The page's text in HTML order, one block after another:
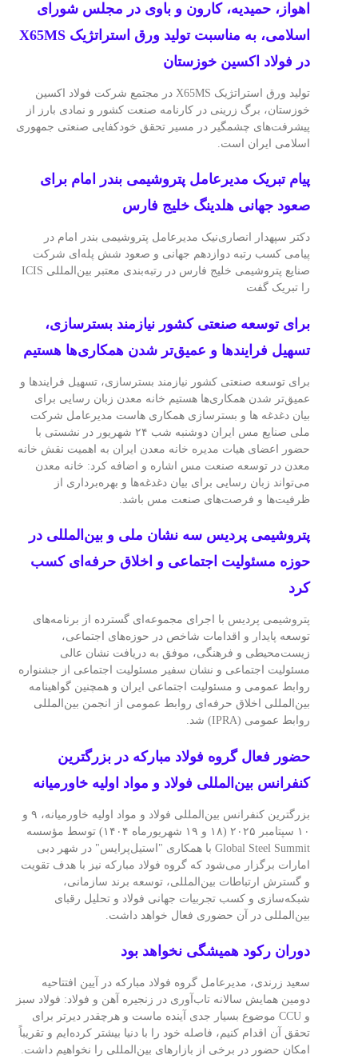
اهواز، حمیدیه، کارون و باوی در مجلس شورای
اسلامی، به مناسبت تولید ورق استراتژیک X65MS
در فولاد اکسین خوزستان
تولید ورق استراتژیک X65MS در مجتمع شرکت فولاد اکسین
خوزستان، برگ زرینی در کارنامه صنعت کشور و نمادی بارز از
پیشرفت‌های چشمگیر در مسیر تحقق خودکفایی صنعتی جمهوری
اسلامی ایران است.
پیام تبریک مدیرعامل پتروشیمی بندر امام برای
صعود جهانی هلدینگ خلیج فارس
دکتر سپهدار انصاری‌نیک مدیرعامل پتروشیمی بندر امام در
پیامی کسب رتبه دوازدهم جهانی و صعود شش پله‌ای شرکت
صنایع پتروشیمی خلیج فارس در رتبه‌بندی معتبر بین‌المللی ICIS
را تبریک گفت
برای توسعه صنعتی کشور نیازمند بسترسازی،
تسهیل فرایندها و عمیق‌تر شدن همکاری‌ها هستیم
برای توسعه صنعتی کشور نیازمند بسترسازی، تسهیل فرایندها و
عمیق‌تر شدن همکاری‌ها هستیم خانه معدن زبان رسایی برای
بیان دغدغه ها و بسترسازی همکاری هاست مدیرعامل شرکت
ملی صنایع مس ایران دوشنبه شب ۲۴ شهریور در نشستی با
حضور اعضای هیات مدیره خانه معدن ایران به اهمیت نقش خانه
معدن در توسعه صنعت مس اشاره و اضافه کرد: خانه معدن
می‌تواند زبان رسایی برای بیان دغدغه‌ها و بهره‌برداری از
ظرفیت‌ها و فرصت‌های صنعت مس باشد.
پتروشیمی پردیس سه نشان ملی و بین‌المللی در
حوزه مسئولیت اجتماعی و اخلاق حرفه‌ای كسب
كرد
پتروشیمی پردیس با اجرای مجموعه‌ای گسترده از برنامه‌های
توسعه پایدار و اقدامات شاخص در حوزه‌های اجتماعی،
زیست‌محیطی و فرهنگی، موفق به دریافت نشان عالی
مسئولیت اجتماعی و نشان سفیر مسئولیت اجتماعی از جشنواره
روابط عمومی و مسئولیت اجتماعی ایران و همچنین گواهینامه
بین‌المللی اخلاق حرفه‌ای روابط عمومی از انجمن بین‌المللی
روابط عمومی (IPRA) شد.
حضور فعال گروه فولاد مبارکه در بزرگترین
کنفرانس بین‌المللی فولاد و مواد اولیه خاورمیانه
بزرگترین کنفرانس بین‌المللی فولاد و مواد اولیه خاورمیانه، ۹ و
۱۰ سپتامبر ۲۰۲۵ (۱۸ و ۱۹ شهریورماه ۱۴۰۴) توسط مؤسسه
Global Steel Summit با همکاری "استیل‌پرایس" در شهر دبی
امارات برگزار می‌شود که گروه فولاد مبارکه نیز با هدف تقویت
و گسترش ارتباطات بین‌المللی، توسعه برند سازمانی،
شبکه‌سازی و کسب تجربیات جهانی فولاد و تحلیل رقبای
بین‌المللی در آن حضوری فعال خواهد داشت.
دوران رکود همیشگی نخواهد بود
سعید زرندی، مدیرعامل گروه فولاد مبارکه در آیین افتتاحیه
دومین همایش سالانه تاب‌آوری در زنجیره آهن و فولاد: فولاد سبز
و CCU موضوع بسیار جدی آینده ماست و هرچقدر دیرتر برای
تحقق آن اقدام کنیم، فاصله خود را با دنیا بیشتر کرده‌ایم و تقریباً
امکان حضور در برخی از بازارهای بین‌المللی را نخواهیم داشت.